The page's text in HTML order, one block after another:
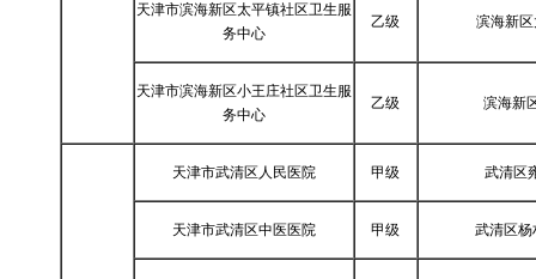
天津市滨海新区太平镇社区卫生服
务中心
乙级 滨海新
天津市滨海新区小王庄社区卫生服
务中心
乙级 滨海新
天津市武清区人民医院 甲级 武清区
天津市武清区中医医院 甲级 武清区